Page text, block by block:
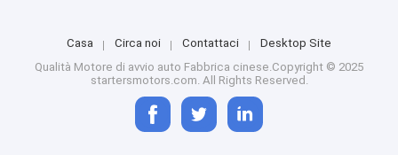
Casa Circa noi Contattaci
Desktop Site
Qualità Motore di avvio auto Fabbrica cinese.Copyright © 2025
startersmotors.com. All Rights Reserved.